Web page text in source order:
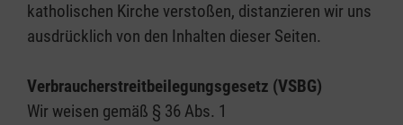
katholischen Kirche verstoßen, distanzieren wir uns
ausdrücklich von den Inhalten dieser Seiten.
Verbraucherstreitbeilegungsgesetz (VSBG)
Wir weisen gemäß § 36 Abs. 1